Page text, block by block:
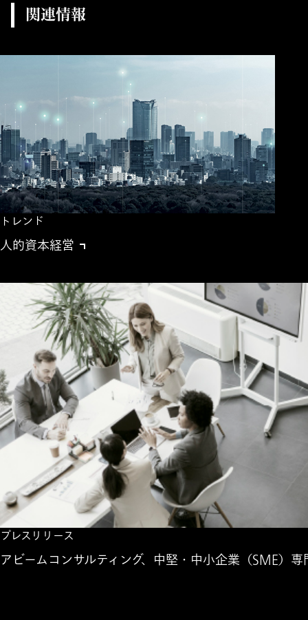
関連情報
トレンド
人的資本経営
プレスリリース
アビームコンサルティング、中堅・中小企業（SME）